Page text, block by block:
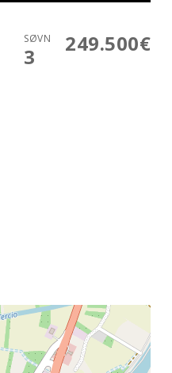
249.500€
SØVN
3